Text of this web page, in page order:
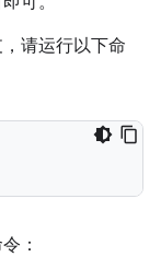
请运行以下命
：